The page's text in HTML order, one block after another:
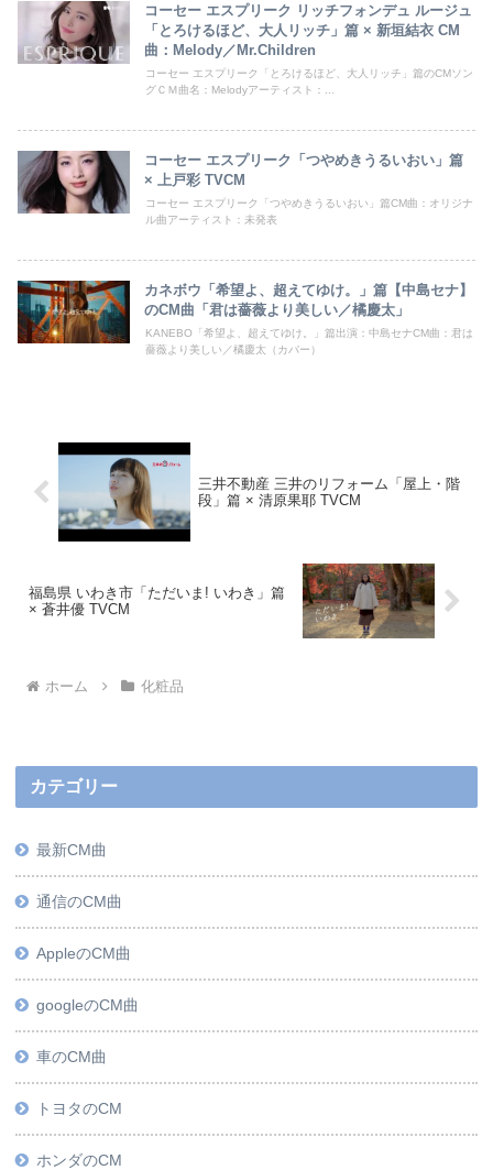
コーセー エスプリーク リッチフォンデュ ルージュ
「とろけるほど、大人リッチ」篇 × 新垣結衣 CM
曲：Melody／Mr.Children
コーセー エスプリーク「とろけるほど、大人リッチ」篇のCMソン
グＣＭ曲名：Melodyアーティスト：...
コーセー エスプリーク「つやめきうるいおい」篇
× 上戸彩 TVCM
コーセー エスプリーク「つやめきうるいおい」篇CM曲：オリジナ
ル曲アーティスト：未発表
カネボウ「希望よ、超えてゆけ。」篇【中島セナ】
のCM曲「君は薔薇より美しい／橘慶太」
KANEBO「希望よ、超えてゆけ。」篇出演：中島セナCM曲：君は
薔薇より美しい／橘慶太（カバー）
三井不動産 三井のリフォーム「屋上・階
段」篇 × 清原果耶 TVCM
福島県 いわき市「ただいま! いわき」篇
× 蒼井優 TVCM
ホーム 化粧品
カテゴリー
最新CM曲
通信のCM曲
AppleのCM曲
googleのCM曲
車のCM曲
トヨタのCM
ホンダのCM